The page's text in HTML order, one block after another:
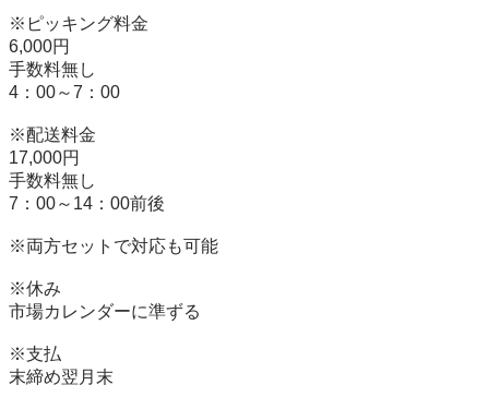
※ピッキング料金
6,000円
手数料無し
4：00～7：00
※配送料金
17,000円
手数料無し
7：00～14：00前後
※両方セットで対応も可能
※休み
市場カレンダーに準ずる
※支払
末締め翌月末